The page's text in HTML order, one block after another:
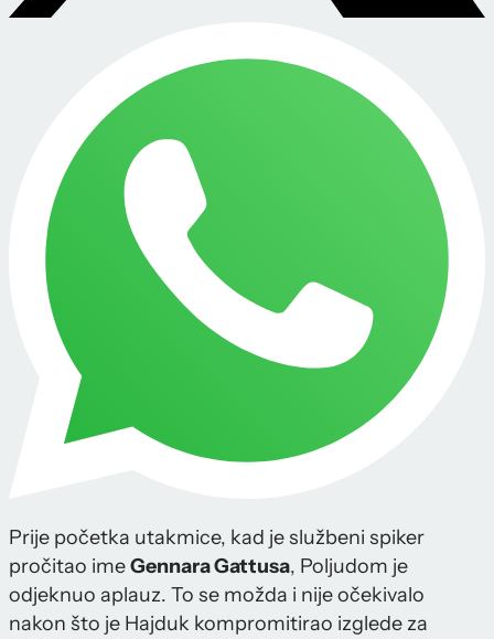
Prije početka utakmice, kad je službeni spiker
pročitao imeGennara Gattusa, Poljudom je
odjeknuo aplauz. To se možda i nije očekivalo
nakon što je Hajduk kompromitirao izglede za